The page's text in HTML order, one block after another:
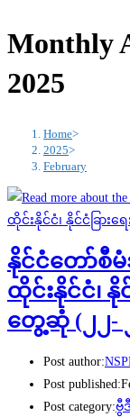
Monthly
2025
Home>
2025>
February
နိုင်ငံတော်စီမံ
ထိုင်းနိုင်ငံ၊ နို
တွေ့ဆုံ (၂၂-
Post author:
Post published:
Post category:ဗွီ